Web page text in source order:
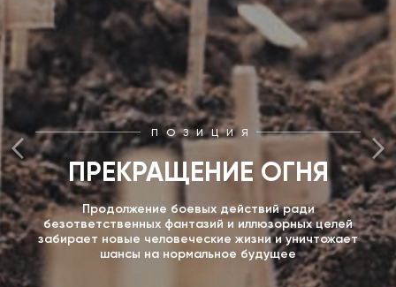
ПОЗИЦИЯ
ПРЕКРАЩЕНИЕ ОГНЯ
Продолжение боевых действий ради
безответственных фантазий и иллюзорных целей
забирает новые человеческие жизни и уничтожает
шансы на нормальное будущее